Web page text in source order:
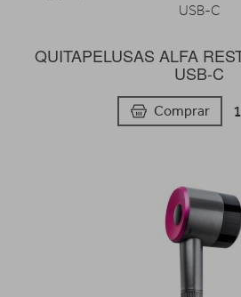
QUITAPELUSAS ALFA
USB-C
Comprar